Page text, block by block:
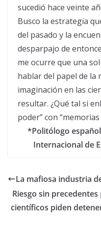
sucedió hace veinte
Busco la estrategia
del pasado y la
desparpajo de
me ocurre que una
hablar del papel de la
imaginación en las
resultar. ¿Qué tal si
poder” con
*Politólogo
Internacional de
La mafiosa industria
Riesgo sin
científicos piden